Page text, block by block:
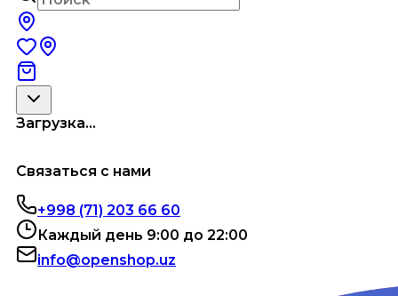
Загрузка...
Связаться с нами
+998 (71) 203 66 60
Каждый день 9:00 до 22:00
info@openshop.uz